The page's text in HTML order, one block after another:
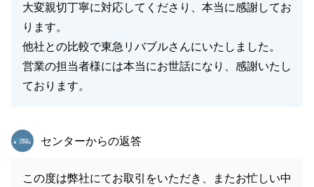
大変親切丁寧に対応してくださり、本当に感謝してお
ります。
他社との比較で東急リバブルさんにいたしました。
営業の担当者様には本当にお世話になり、感謝いたし
ております。
東急リバブル
センターからの返答
この度は弊社にてお取引をいただき、またお忙しい中